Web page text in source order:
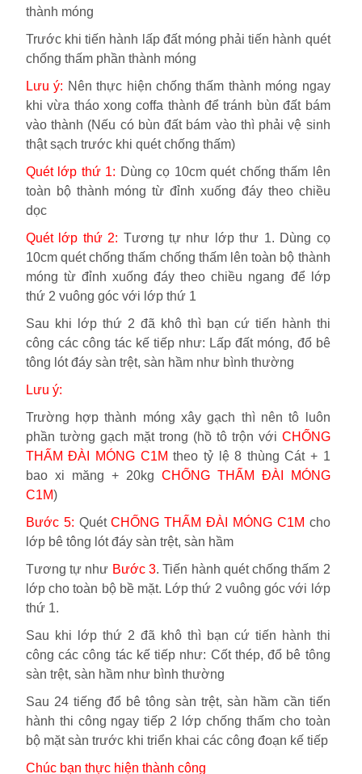
thành móng
Trước khi tiến hành lấp đất móng phải tiến hành quét
chống thấm phần thành móng
Lưu ý: Nên thực hiện chống thấm thành móng ngay
khi vừa tháo xong coffa thành để tránh bùn đất bám
vào thành (Nếu có bùn đất bám vào thì phải vệ sinh
thật sạch trước khi quét chống thấm)
Quét lớp thứ 1: Dùng cọ 10cm quét chống thấm lên
toàn bộ thành móng từ đỉnh xuống đáy theo chiều
dọc
Quét lớp thứ 2: Tương tự như lớp thư 1. Dùng cọ
10cm quét chống thấm chống thấm lên toàn bộ thành
móng từ đỉnh xuống đáy theo chiều ngang để lớp
thứ 2 vuông góc với lớp thứ 1
Sau khi lớp thứ 2 đã khô thì bạn cứ tiến hành thi
công các công tác kế tiếp như: Lấp đất móng, đổ bê
tông lót đáy sàn trệt, sàn hầm như bình thường
Lưu ý:
Trường hợp thành móng xây gạch thì nên tô luôn
phần tường gạch mặt trong (hồ tô trộn với CHỐNG
THẤM ĐÀI MÓNG C1Mtheo tỷ lệ 8 thùng Cát + 1
bao xi măng + 20kg CHỐNG THẤM ĐÀI MÓNG
C1M)
Bước 5: QuétCHỐNG THẤM ĐÀI MÓNG C1M cho
lớp bê tông lót đáy sàn trệt, sàn hầm
Tương tự như Bước 3. Tiến hành quét chống thấm 2
lớp cho toàn bộ bề mặt. Lớp thứ 2 vuông góc với lớp
thứ 1.
Sau khi lớp thứ 2 đã khô thì bạn cứ tiến hành thi
công các công tác kế tiếp như: Cốt thép, đổ bê tông
sàn trệt, sàn hầm như bình thường
Sau 24 tiếng đổ bê tông sàn trệt, sàn hầm cần tiến
hành thi công ngay tiếp 2 lớp chống thấm cho toàn
bộ mặt sàn trước khi triển khai các công đoạn kế tiếp
Chúc bạn thực hiện thành công